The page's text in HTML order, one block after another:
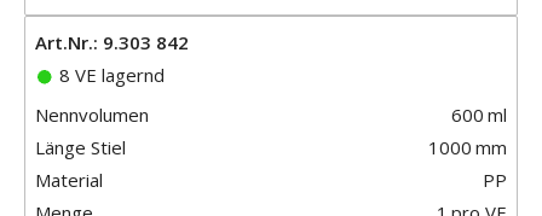
Art.Nr.: 9.303 842
8 VE lagernd
Nennvolumen
600 ml
Länge Stiel
1000 mm
Material
PP